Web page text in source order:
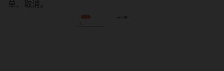
单、取消。